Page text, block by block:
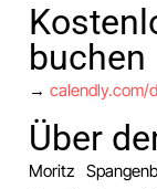
buchen
→calendly.com/
Über
Moritz